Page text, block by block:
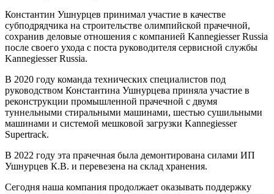
Константин Ушнурцев принимал участие в качестве
субподрядчика на строительстве олимпийской прачечной,
сохранив деловые отношения с компанией Kannegiesser Russia
после своего ухода с поста руководителя сервисной службы
Kannegiesser Russia.
В 2020 году команда технических специалистов под
руководством Константина Ушнурцева приняла участие в
реконструкции промышленной прачечной с двумя
туннельными стиральными машинами, шестью сушильными
машинами и системой мешковой загрузки Kannegiesser
Supertrack.
В 2022 году эта прачечная была демонтирована силами ИП
Ушнурцев К.В. и перевезена на склад хранения.
Сегодня наша компания продолжает оказывать поддержку